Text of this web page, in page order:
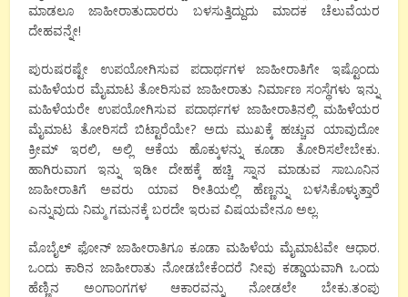
ಮಾಡಲೂ ಜಾಹೀರಾತುದಾರರು ಬಳಸುತ್ತಿದ್ದುದು ಮಾದಕ ಚೆಲುವೆಯರ
ದೇಹವನ್ನೇ!
ಪುರುಷರಷ್ಟೇ ಉಪಯೋಗಿಸುವ ಪದಾರ್ಥಗಳ ಜಾಹೀರಾತಿಗೇ ಇಷ್ಟೊಂದು
ಮಹಿಳೆಯರ ಮೈಮಾಟ ತೋರಿಸುವ ಜಾಹೀರಾತು ನಿರ್ಮಾಣ ಸಂಸ್ಥೆಗಳು ಇನ್ನು
ಮಹಿಳೆಯರೇ ಉಪಯೋಗಿಸುವ ಪದಾರ್ಥಗಳ ಜಾಹೀರಾತಿನಲ್ಲಿ ಮಹಿಳೆಯರ
ಮೈಮಾಟ ತೋರಿಸದೆ ಬಿಟ್ಟಾರೆಯೇ? ​ಅದು ಮುಖಕ್ಕೆ ಹಚ್ಚುವ ಯಾವುದೋ
ಕ್ರೀಮ್ ಇರಲಿ, ಅಲ್ಲಿ ಆಕೆಯ ಹೊಕ್ಕುಳನ್ನು ಕೂಡಾ ತೋರಿಸಲೇಬೇಕು.
ಹಾಗಿರುವಾಗ ಇನ್ನು ಇಡೀ ದೇಹಕ್ಕೆ ಹಚ್ಚಿ ಸ್ನಾನ ಮಾಡುವ ಸಾಬೂನಿನ
ಜಾಹೀರಾತಿಗೆ ಅವರು ಯಾವ ರೀತಿಯಲ್ಲಿ ಹೆಣ್ಣನ್ನು ಬಳಸಿಕೊಳ್ಳುತ್ತಾರೆ
ಎನ್ನುವುದು ​ನಿಮ್ಮ ಗಮನಕ್ಕೆ ಬರದೇ ಇರುವ ವಿಷಯವೇನೂ ಅಲ್ಲ.​
ಮೊಬೈಲ್ ಫೋನ್ ಜಾಹೀರಾತಿಗೂ ಕೂಡಾ ಮಹಿಳೆಯ ಮೈಮಾಟವೇ ಆಧಾರ.
ಒಂದು ಕಾರಿನ ಜಾಹೀರಾತು ನೋಡಬೇಕೆಂದರೆ ನೀವು ಕಡ್ಡಾಯವಾಗಿ ಒಂದು
ಹೆಣ್ಣಿನ ಅಂಗಾಂಗಗಳ ಆಕಾರವನ್ನು ನೋಡಲೇ ಬೇಕು.ತಂಪು